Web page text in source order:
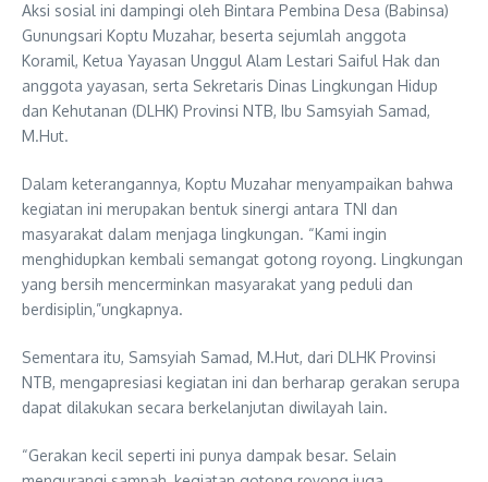
Aksi sosial ini dampingi oleh Bintara Pembina Desa (Babinsa)
Gunungsari Koptu Muzahar, beserta sejumlah anggota
Koramil, Ketua Yayasan Unggul Alam Lestari Saiful Hak dan
anggota yayasan, serta Sekretaris Dinas Lingkungan Hidup
dan Kehutanan (DLHK) Provinsi NTB, Ibu Samsyiah Samad,
M.Hut.
Dalam keterangannya, Koptu Muzahar menyampaikan bahwa
kegiatan ini merupakan bentuk sinergi antara TNI dan
masyarakat dalam menjaga lingkungan. “Kami ingin
menghidupkan kembali semangat gotong royong. Lingkungan
yang bersih mencerminkan masyarakat yang peduli dan
berdisiplin,”ungkapnya.
Sementara itu, Samsyiah Samad, M.Hut, dari DLHK Provinsi
NTB, mengapresiasi kegiatan ini dan berharap gerakan serupa
dapat dilakukan secara berkelanjutan diwilayah lain.
“Gerakan kecil seperti ini punya dampak besar. Selain